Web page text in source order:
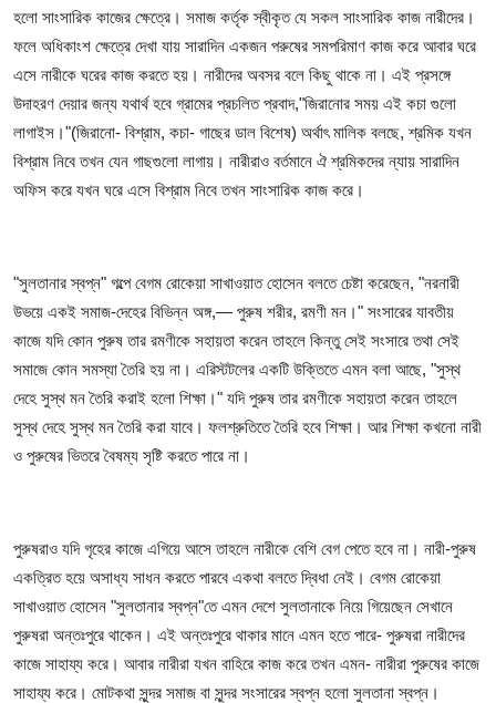
হলো সাংসারিক কাজের ক্ষেত্রে। সমাজ কর্তৃক স্বীকৃত যে সকল সাংসারিক কাজ নারীদের।
ফলে অধিকাংশ ক্ষেত্রে দেখা যায় সারাদিন একজন পরুষের সমপরিমাণ কাজ করে আবার ঘরে
এসে নারীকে ঘরের কাজ করতে হয়। নারীদের অবসর বলে কিছু থাকে না। এই প্রসঙ্গে
উদাহরণ দেয়ার জন্য যথার্থ হবে গ্রামের প্রচলিত প্রবাদ,"জিরানোর সময় এই কচা গুলো
লাগাইস।"(জিরানো- বিশ্রাম, কচা- গাছের ডাল বিশেষ) অর্থাৎ মালিক বলছে, শ্রমিক যখন
বিশ্রাম নিবে তখন যেন গাছগুলো লাগায়। নারীরাও বর্তমানে ঐ শ্রমিকদের ন্যায় সারাদিন
অফিস করে যখন ঘরে এসে বিশ্রাম নিবে তখন সাংসারিক কাজ করে।
"সুলতানার স্বপ্ন" গল্পে বেগম রোকেয়া সাখাওয়াত হোসেন বলতে চেষ্টা করেছেন, "নরনারী
উভয়ে একই সমাজ-দেহের বিভিন্ন অঙ্গ,— পুরুষ শরীর, রমণী মন।" সংসারের যাবতীয়
কাজে যদি কোন পুরুষ তার রমণীকে সহায়তা করেন তাহলে কিন্তু সেই সংসারে তথা সেই
সমাজে কোন সমস্যা তৈরি হয় না। এরিস্টটলের একটি উক্তিতে এমন বলা আছে, "সুস্থ
দেহে সুস্থ মন তৈরি করাই হলো শিক্ষা।" যদি পুরুষ তার রমণীকে সহায়তা করেন তাহলে
সুস্থ দেহে সুস্থ মন তৈরি করা যাবে। ফলশ্রুতিতে তৈরি হবে শিক্ষা। আর শিক্ষা কখনো নারী
ও পুরুষের ভিতরে বৈষম্য সৃষ্টি করতে পারে না।
পুরুষরাও যদি গৃহের কাজে এগিয়ে আসে তাহলে নারীকে বেশি বেগ পেতে হবে না। নারী-পুরুষ
একত্রিত হয়ে অসাধ্য সাধন করতে পারবে একথা বলতে দ্বিধা নেই। বেগম রোকেয়া
সাখাওয়াত হোসেন "সুলতানার স্বপ্ন"তে এমন দেশে সুলতানাকে নিয়ে গিয়েছেন সেখানে
পুরুষরা অন্তঃপুরে থাকেন। এই অন্তঃপুরে থাকার মানে এমন হতে পারে- পুরুষরা নারীদের
কাজে সাহায্য করে। আবার নারীরা যখন বাহিরে কাজ করে তখন এমন- নারীরা পুরুষের কাজে
সাহায্য করে। মোটকথা সুন্দর সমাজ বা সুন্দর সংসারের স্বপ্ন হলো সুলতানা স্বপ্ন।